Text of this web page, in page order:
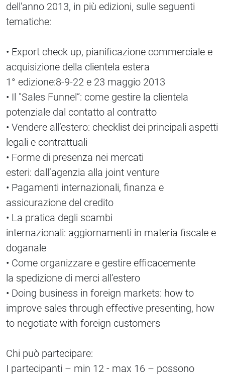
dell'anno 2013, in più edizioni, sulle seguenti
tematiche:
• Export check up, pianificazione commerciale e
acquisizione della clientela estera
1° edizione:8-9-22 e 23 maggio 2013
• Il "Sales Funnel”: come gestire la clientela
potenziale dal contatto al contratto
• Vendere all’estero: checklist dei principali aspetti
legali e contrattuali
• Forme di presenza nei mercati
esteri: dall’agenzia alla joint venture
• Pagamenti internazionali, finanza e
assicurazione del credito
• La pratica degli scambi
internazionali: aggiornamenti in materia fiscale e
doganale
• Come organizzare e gestire efficacemente
la spedizione di merci all’estero
• Doing business in foreign markets: how to
improve sales through effective presenting, how
to negotiate with foreign customers
Chi può partecipare:
I partecipanti – min 12 - max 16 – possono